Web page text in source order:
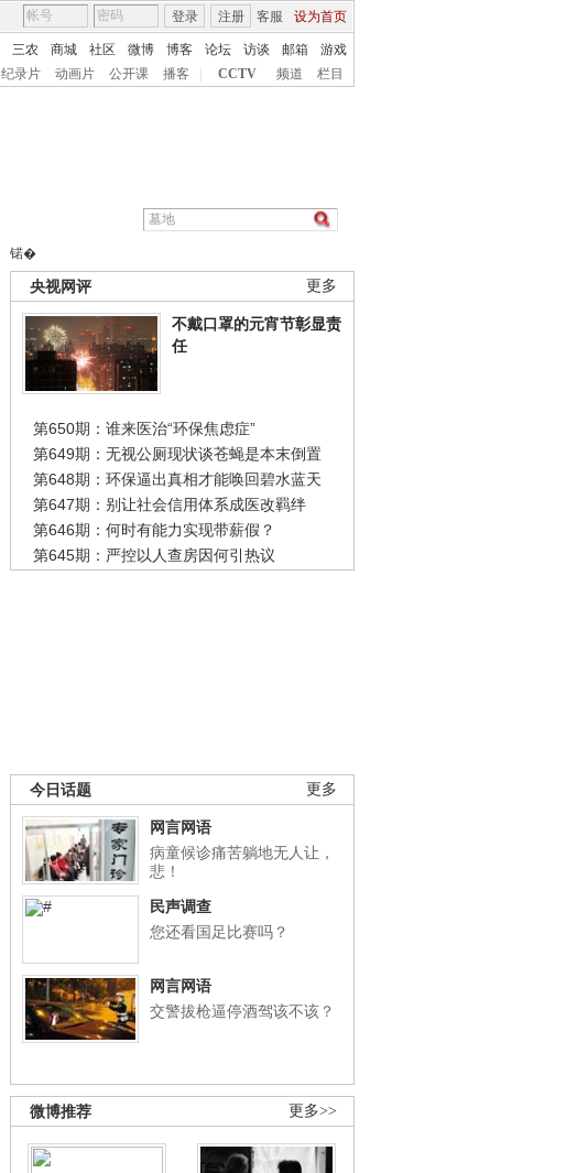
客服 设为首页
登录 注册
三农 商城 社区 微博 博客 论坛 访谈 邮箱
游戏
纪录片 动画片 公开课 播客 CCTV 频道 栏目
锘�
更多
央视网评
不戴口罩的元宵节彰显责
任
第650期：谁来医治“环保焦虑症”
第649期：无视公厕现状谈苍蝇是本末倒置
第648期：环保逼出真相才能唤回碧水蓝天
第647期：别让社会信用体系成医改羁绊
第646期：何时有能力实现带薪假？
第645期：严控以人查房因何引热议
更多
今日话题
网言网语
病童候诊痛苦躺地无人让，
悲！
民声调查
您还看国足比赛吗？
网言网语
交警拔枪逼停酒驾该不该？
更多>>
微博推荐